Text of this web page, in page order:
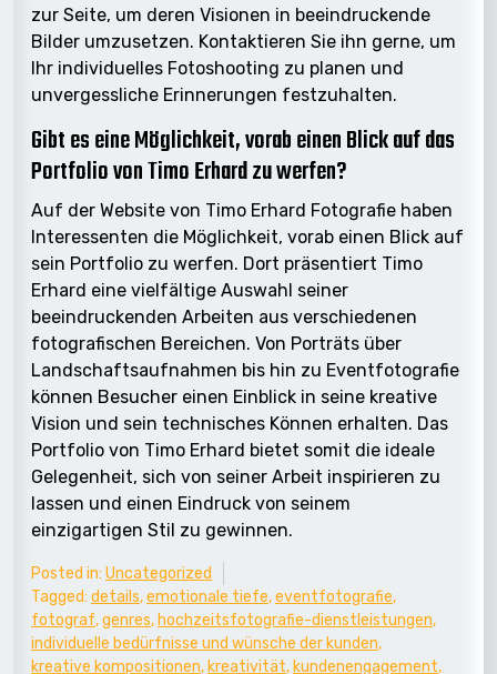
zur Seite, um deren Visionen in beeindruckende
Bilder umzusetzen. Kontaktieren Sie ihn gerne, um
Ihr individuelles Fotoshooting zu planen und
unvergessliche Erinnerungen festzuhalten.
Gibt es eine Möglichkeit, vorab einen Blick auf das
Portfolio von Timo Erhard zu werfen?
Auf der Website von Timo Erhard Fotografie haben
Interessenten die Möglichkeit, vorab einen Blick auf
sein Portfolio zu werfen. Dort präsentiert Timo
Erhard eine vielfältige Auswahl seiner
beeindruckenden Arbeiten aus verschiedenen
fotografischen Bereichen. Von Porträts über
Landschaftsaufnahmen bis hin zu Eventfotografie
können Besucher einen Einblick in seine kreative
Vision und sein technisches Können erhalten. Das
Portfolio von Timo Erhard bietet somit die ideale
Gelegenheit, sich von seiner Arbeit inspirieren zu
lassen und einen Eindruck von seinem
einzigartigen Stil zu gewinnen.
Posted in: Uncategorized
Tagged: details,emotionale tiefe,eventfotografie,
fotograf,genres, hochzeitsfotografie-dienstleistungen,
individuelle bedürfnisse und wünsche der kunden,
kreative kompositionen, kreativität, kundenengagement,